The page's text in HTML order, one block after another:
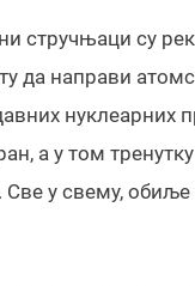
стручњаци су
да направи
нуклеарних
а у том
у свему, обиље